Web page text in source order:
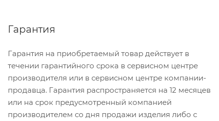
Гарантия
Гарантия на приобретаемый товар действует в
течении гарантийного срока в сервисном центре
производителя или в сервисном центре компании-
продавца. Гарантия распространяется на 12 месяцев
или на срок предусмотренный компанией
производителем со дня продажи изделия либо с